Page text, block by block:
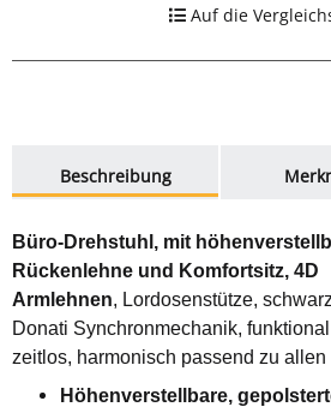
Auf die
Beschreibung
Büro-Drehstuhl, mit
Rückenlehne und Komfortsitz, 4D
Armlehnen, Lordosenstütze,
Donati Synchronmechanik,
zeitlos, harmonisch passend zu
Höhenverstellbare,